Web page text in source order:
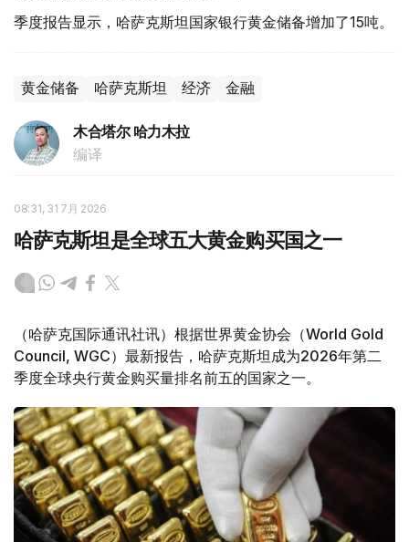
季度报告显示，哈萨克斯坦国家银行黄金储备增加了15吨。
黄金储备 哈萨克斯坦 经济 金融
木合塔尔 哈力木拉
编译
08:31, 31 7月 2026
哈萨克斯坦是全球五大黄金购买国之一
（哈萨克国际通讯社讯）根据世界黄金协会（World Gold
Council, WGC）最新报告，哈萨克斯坦成为2026年第二
季度全球央行黄金购买量排名前五的国家之一。